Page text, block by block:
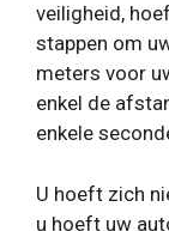
veiligheid,
stappen om
meters voor
enkel de
enkele
U hoeft zich
u hoeft uw